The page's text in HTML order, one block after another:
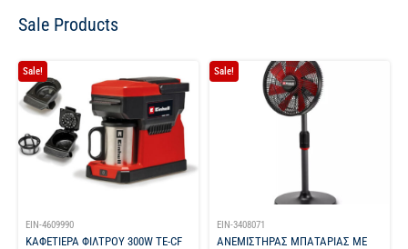
Sale Products
Sale!
EIN-4609990
ΚΑΦΕΤΙΕΡΑ ΦΙΛΤΡΟΥ 300W TE-CF
Sale!
EIN-3408071
ΑΝΕΜΙΣΤΗΡΑΣ ΜΠΑΤΑΡΙΑΣ ΜΕ